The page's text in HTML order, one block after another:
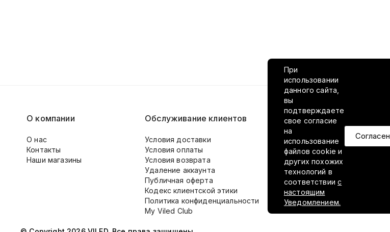
При
использовании
данного сайта,
вы
подтверждаете
свое согласие
на
использование
файлов cookie и
других похожих
технологий в
соответствиис
настоящим
Уведомлением.
Согласен
О компании
О нас
Контакты
Наши магазины
Обслуживание клиентов
Условия доставки
Условия оплаты
Условия возврата
Удаление аккаунта
Публичная оферта
Кодекс клиентской этики
Политика конфиденциальности
My Viled Club
VILED в соцсетях